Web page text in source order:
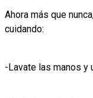
Ahora más que
cuidando:
-Lavate las manos y